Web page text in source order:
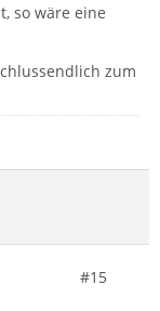
so wäre eine
zum
#15